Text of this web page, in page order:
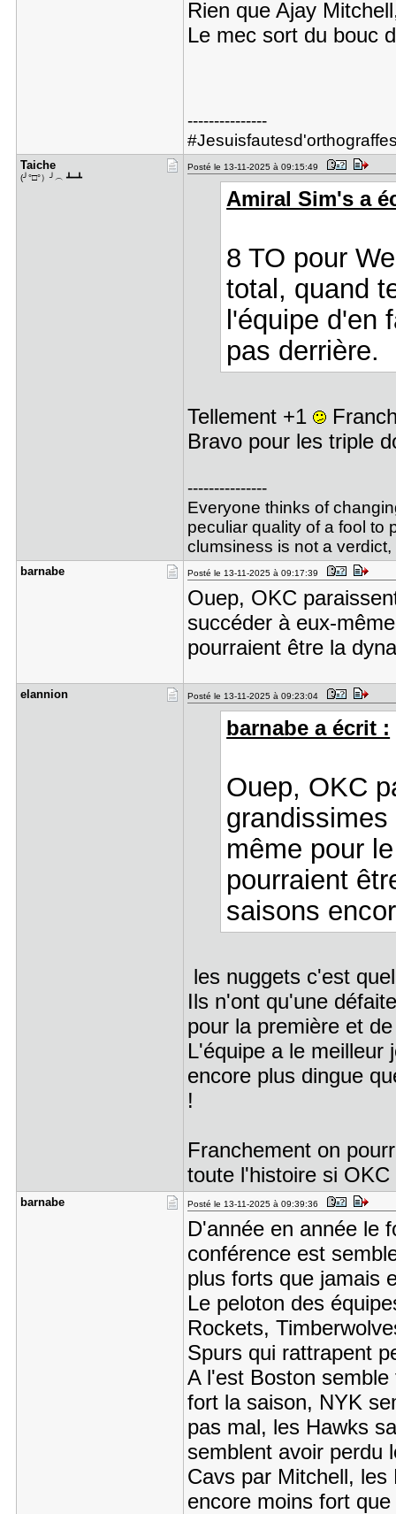
Rien que Ajay
Le mec sort du bouc
---------------
Taiche
(╯°□°）╯︵ ┻━┻
Posté le 13-11-2025 à 09:15:49
Amiral Sim's a
8 TO pour
total, quand
l'équipe d'en
pas derrière.
Tellement +1
Bravo pour les triple
---------------
Everyone thinks of
peculiar quality of a fool to
clumsiness is not a verdict,
barnabe Posté le 13-11-2025 à 09:17:39
Ouep, OKC
succéder à eux-
pourraient être la
elannion Posté le 13-11-2025 à 09:23:04
barnabe a écrit :
Ouep, OKC
même pour
pourraient
saisons
les nuggets c'est
Ils n'ont qu'une
pour la première et
L'équipe a le meilleur
encore plus dingue
!
Franchement on
toute l'histoire si
barnabe Posté le 13-11-2025 à 09:39:36
D'année en année le
conférence est
plus forts que jamais
Le peloton des
Rockets,
Spurs qui rattrapent
A l'est Boston
fort la saison, NYK
pas mal, les Hawks
semblent avoir perdu
Cavs par Mitchell,
encore moins fort